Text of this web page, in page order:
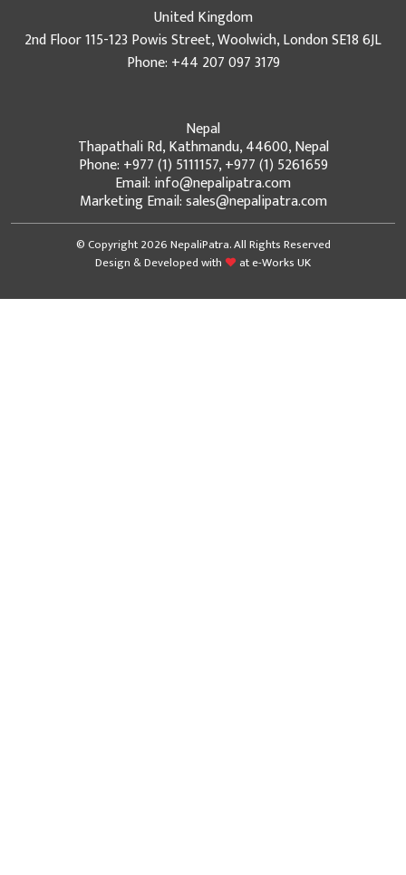
United Kingdom
2nd Floor 115-123 Powis Street, Woolwich, London SE18 6JL
Phone: +44 207 097 3179
Nepal
Thapathali Rd, Kathmandu, 44600, Nepal
Phone: +977 (1) 5111157, +977 (1) 5261659
Email: info@nepalipatra.com
Marketing Email: sales@nepalipatra.com
© Copyright 2026 NepaliPatra. All Rights Reserved
Design & Developed with
ate-Works UK